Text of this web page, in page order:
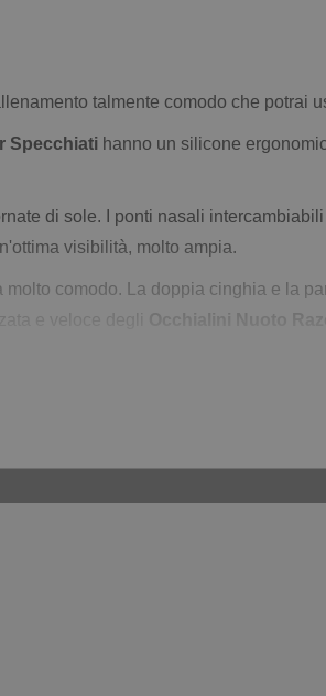
talmente comodo che potrai
Specchiati hanno un silicone
di sole. I ponti nasali
visibilità, molto ampia.
comodo. La doppia cinghia e la